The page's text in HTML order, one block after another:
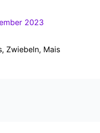
2023
Zwiebeln, Mais